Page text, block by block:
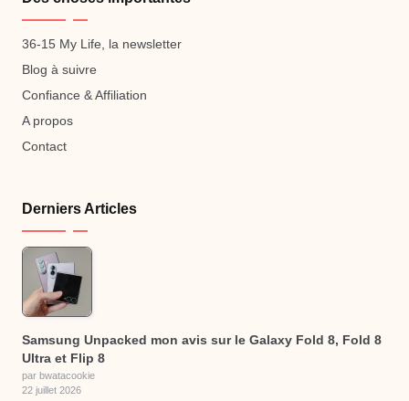
36-15 My Life, la newsletter
Blog à suivre
Confiance & Affiliation
A propos
Contact
Derniers Articles
Samsung Unpacked mon avis sur le Galaxy Fold 8, Fold 8
Ultra et Flip 8
par bwatacookie
22 juillet 2026